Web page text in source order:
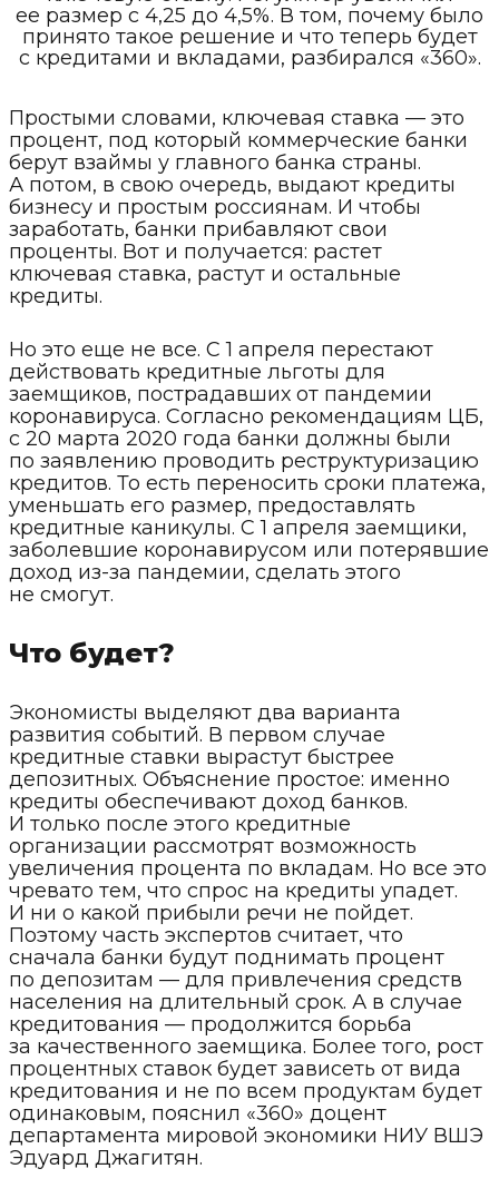
ее размер с 4,25 до 4,5%. В том, почему было
принято такое решение и что теперь будет
с кредитами и вкладами, разбирался «360».
Простыми словами, ключевая ставка — это
процент, под который коммерческие банки
берут взаймы у главного банка страны.
А потом, в свою очередь, выдают кредиты
бизнесу и простым россиянам. И чтобы
заработать, банки прибавляют свои
проценты. Вот и получается: растет
ключевая ставка, растут и остальные
кредиты.
Но это еще не все. С 1 апреля перестают
действовать кредитные льготы для
заемщиков, пострадавших от пандемии
коронавируса. Согласно рекомендациям ЦБ,
с 20 марта 2020 года банки должны были
по заявлению проводить реструктуризацию
кредитов. То есть переносить сроки платежа,
уменьшать его размер, предоставлять
кредитные каникулы. С 1 апреля заемщики,
заболевшие коронавирусом или потерявшие
доход из-за пандемии, сделать этого
не смогут.
Что будет?
Экономисты выделяют два варианта
развития событий. В первом случае
кредитные ставки вырастут быстрее
депозитных. Объяснение простое: именно
кредиты обеспечивают доход банков.
И только после этого кредитные
организации рассмотрят возможность
увеличения процента по вкладам. Но все это
чревато тем, что спрос на кредиты упадет.
И ни о какой прибыли речи не пойдет.
Поэтому часть экспертов считает, что
сначала банки будут поднимать процент
по депозитам — для привлечения средств
населения на длительный срок. А в случае
кредитования — продолжится борьба
за качественного заемщика. Более того, рост
процентных ставок будет зависеть от вида
кредитования и не по всем продуктам будет
одинаковым, пояснил «360» доцент
департамента мировой экономики НИУ ВШЭ
Эдуард Джагитян.